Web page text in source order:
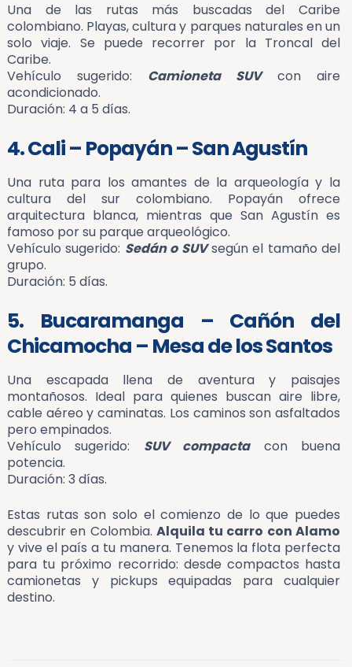
Una de las rutas más buscadas del Caribe
colombiano. Playas, cultura y parques naturales en un
solo viaje. Se puede recorrer por la Troncal del
Caribe.
Vehículo sugerido: Camioneta SUVcon aire
acondicionado.
Duración: 4 a 5 días.
4. Cali – Popayán – San Agustín
Una ruta para los amantes de la arqueología y la
cultura del sur colombiano. Popayán ofrece
arquitectura blanca, mientras que San Agustín es
famoso por su parque arqueológico.
Vehículo sugerido: Sedán o SUVsegún el tamaño del
grupo.
Duración: 5 días.
5. Bucaramanga – Cañón del
Chicamocha – Mesa de los Santos
Una escapada llena de aventura y paisajes
montañosos. Ideal para quienes buscan aire libre,
cable aéreo y caminatas. Los caminos son asfaltados
pero empinados.
Vehículo sugerido: SUV compactacon buena
potencia.
Duración: 3 días.
Estas rutas son solo el comienzo de lo que puedes
descubrir en Colombia. Alquila tu carro con Alamo
y vive el país a tu manera. Tenemos la flota perfecta
para tu próximo recorrido: desde compactos hasta
camionetas y pickups equipadas para cualquier
destino.